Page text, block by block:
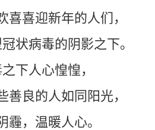
喜喜迎新年的人们，
状病毒的阴影之下。
下人心惶惶，
善良的人如同阳光，
霾，温暖人心。